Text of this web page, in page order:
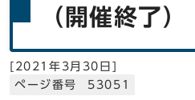
（開催終了）
[ 2021年3月30日 ]
ページ番号 53051